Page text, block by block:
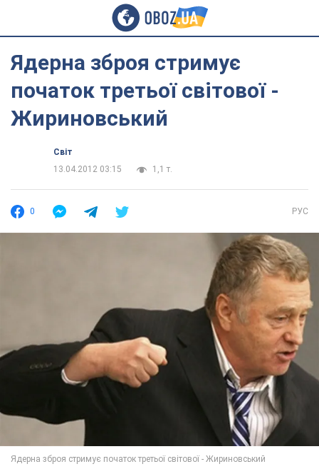
Ядерна зброя стримує
початок третьої світової -
Жириновський
Світ
13.04.2012 03:15
1,1 т.
0 РУС